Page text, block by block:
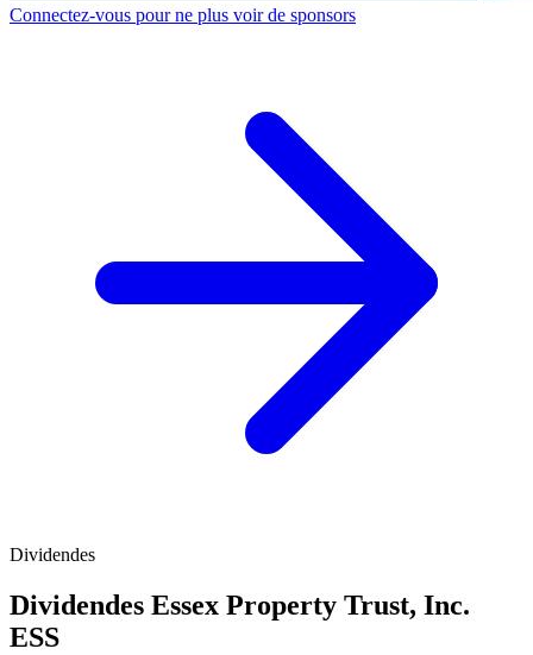
Connectez-vous pour ne plus voir de sponsors
Dividendes
Dividendes Essex Property Trust, Inc.
ESS